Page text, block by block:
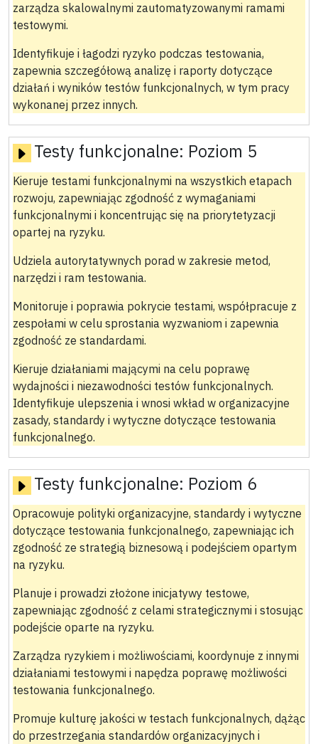
zarządza skalowalnymi zautomatyzowanymi ramami
testowymi.
Identyfikuje i łagodzi ryzyko podczas testowania,
zapewnia szczegółową analizę i raporty dotyczące
działań i wyników testów funkcjonalnych, w tym pracy
wykonanej przez innych.
Testy funkcjonalne: Poziom 5
Kieruje testami funkcjonalnymi na wszystkich etapach
rozwoju, zapewniając zgodność z wymaganiami
funkcjonalnymi i koncentrując się na priorytetyzacji
opartej na ryzyku.
Udziela autorytatywnych porad w zakresie metod,
narzędzi i ram testowania.
Monitoruje i poprawia pokrycie testami, współpracuje z
zespołami w celu sprostania wyzwaniom i zapewnia
zgodność ze standardami.
Kieruje działaniami mającymi na celu poprawę
wydajności i niezawodności testów funkcjonalnych.
Identyfikuje ulepszenia i wnosi wkład w organizacyjne
zasady, standardy i wytyczne dotyczące testowania
funkcjonalnego.
Testy funkcjonalne: Poziom 6
Opracowuje polityki organizacyjne, standardy i wytyczne
dotyczące testowania funkcjonalnego, zapewniając ich
zgodność ze strategią biznesową i podejściem opartym
na ryzyku.
Planuje i prowadzi złożone inicjatywy testowe,
zapewniając zgodność z celami strategicznymi i stosując
podejście oparte na ryzyku.
Zarządza ryzykiem i możliwościami, koordynuje z innymi
działaniami testowymi i napędza poprawę możliwości
testowania funkcjonalnego.
Promuje kulturę jakości w testach funkcjonalnych, dążąc
do przestrzegania standardów organizacyjnych i